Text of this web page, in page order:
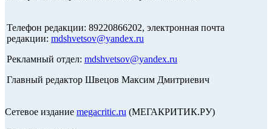
Телефон редакции: 89220866202, электронная почта
редакции: mdshvetsov@yandex.ru
Рекламный отдел: mdshvetsov@yandex.ru
Главный редактор Швецов Максим Дмитриевич
Сетевое издание megacritic.ru (МЕГАКРИТИК.РУ)